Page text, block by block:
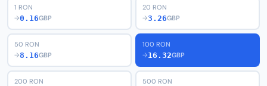
1 RON
→0.16GBP
20 RON
→3.26GBP
50 RON
→8.16GBP
100 RON
→16.32GBP
200 RON
500 RON